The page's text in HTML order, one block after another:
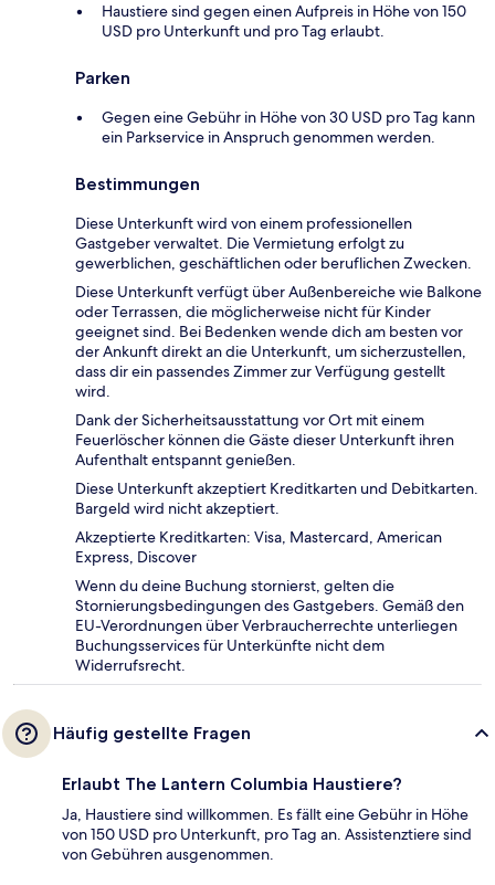
Haustiere sind gegen einen Aufpreis in Höhe von 150
USD pro Unterkunft und pro Tag erlaubt.
Parken
Gegen eine Gebühr in Höhe von 30 USD pro Tag kann
ein Parkservice in Anspruch genommen werden.
Bestimmungen
Diese Unterkunft wird von einem professionellen
Gastgeber verwaltet. Die Vermietung erfolgt zu
gewerblichen, geschäftlichen oder beruflichen Zwecken.
Diese Unterkunft verfügt über Außenbereiche wie Balkone
oder Terrassen, die möglicherweise nicht für Kinder
geeignet sind. Bei Bedenken wende dich am besten vor
der Ankunft direkt an die Unterkunft, um sicherzustellen,
dass dir ein passendes Zimmer zur Verfügung gestellt
wird.
Dank der Sicherheitsausstattung vor Ort mit einem
Feuerlöscher können die Gäste dieser Unterkunft ihren
Aufenthalt entspannt genießen.
Diese Unterkunft akzeptiert Kreditkarten und Debitkarten.
Bargeld wird nicht akzeptiert.
Akzeptierte Kreditkarten: Visa, Mastercard, American
Express, Discover
Wenn du deine Buchung stornierst, gelten die
Stornierungsbedingungen des Gastgebers. Gemäß den
EU-Verordnungen über Verbraucherrechte unterliegen
Buchungsservices für Unterkünfte nicht dem
Widerrufsrecht.
Häufig gestellte Fragen
Erlaubt The Lantern Columbia Haustiere?
Ja, Haustiere sind willkommen. Es fällt eine Gebühr in Höhe
von 150 USD pro Unterkunft, pro Tag an. Assistenztiere sind
von Gebühren ausgenommen.